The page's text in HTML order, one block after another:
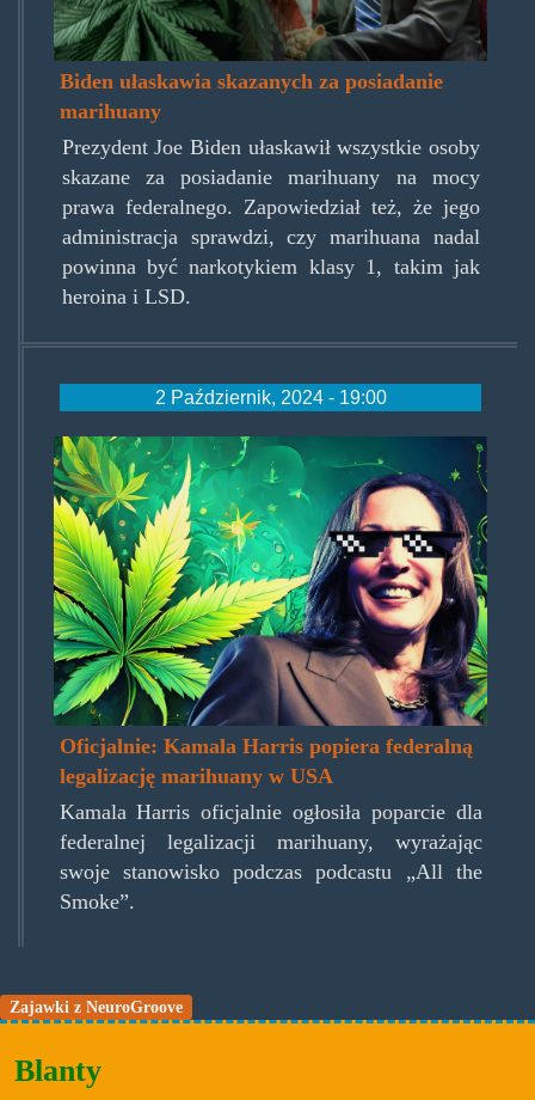
Biden ułaskawia skazanych za posiadanie
marihuany
Prezydent Joe Biden ułaskawił wszystkie osoby
skazane za posiadanie marihuany na mocy
prawa federalnego. Zapowiedział też, że jego
administracja sprawdzi, czy marihuana nadal
powinna być narkotykiem klasy 1, takim jak
heroina i LSD.
2 Październik, 2024 - 19:00
kamalacannabis.jpg
Oficjalnie: Kamala Harris popiera federalną
legalizację marihuany w USA
Kamala Harris oficjalnie ogłosiła poparcie dla
federalnej legalizacji marihuany, wyrażając
swoje stanowisko podczas podcastu „All the
Smoke”.
Zajawki z NeuroGroove
Blanty